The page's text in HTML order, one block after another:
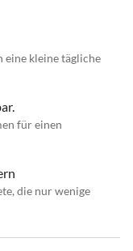
eine kleine tägliche
für einen
die nur wenige